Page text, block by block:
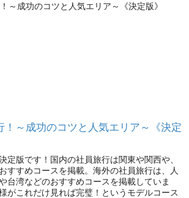
！～成功のコツと人気エリア～《決定
定版です！国内の社員旅行は関東や関西や、
すすめコースを掲載。海外の社員旅行は、人
台湾などのおすすめコースを掲載していま
がこれだけ見れば完璧！というモデルコース